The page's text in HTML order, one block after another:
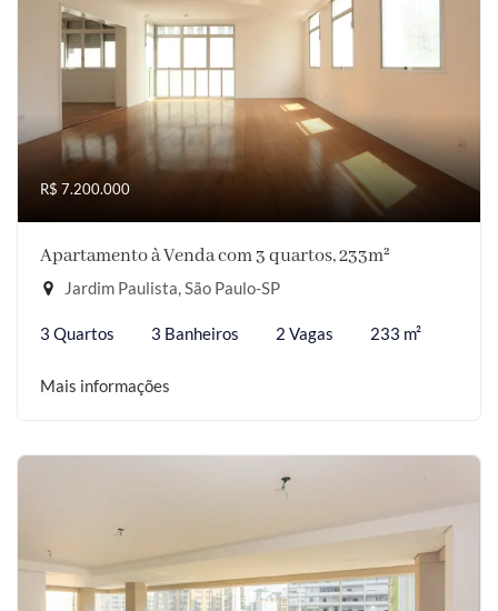
R$ 7.200.000
Apartamento à Venda com 3 quartos, 233m²
Jardim Paulista, São Paulo-SP
3 Quartos 3 Banheiros 2 Vagas 233 m²
Mais informações